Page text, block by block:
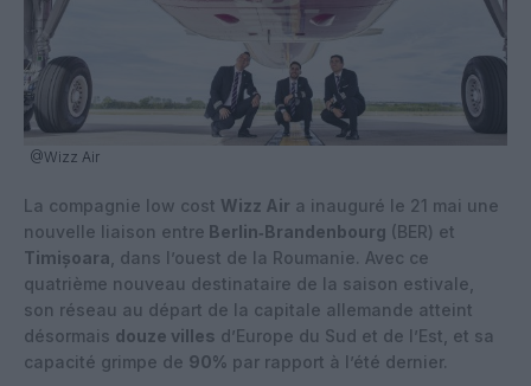
@Wizz Air
La compagnie low cost Wizz Air a inauguré le 21 mai une
nouvelle liaison entre Berlin‑Brandenbourg (BER) et
Timișoara , dans l’ouest de la Roumanie. Avec ce
quatrième nouveau destinataire de la saison estivale,
son réseau au départ de la capitale allemande atteint
désormais douze villes d’Europe du Sud et de l’Est, et sa
capacité grimpe de 90% par rapport à l’été dernier.